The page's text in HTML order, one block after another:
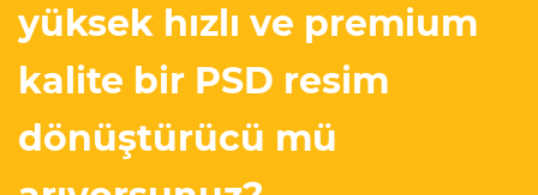
yüksek hızlı ve premium
kalite bir PSD resim
dönüştürücü mü